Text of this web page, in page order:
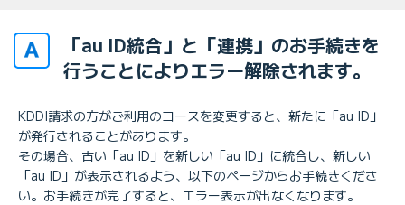
「au ID統合」と「連携」のお手続きを
行うことによりエラー解除されます。
KDDI請求の方がご利用のコースを変更すると、新たに「au ID」
が発行されることがあります。
その場合、古い「au ID」を新しい「au ID」に統合し、新しい
「au ID」が表示されるよう、以下のページからお手続きくださ
い。お手続きが完了すると、エラー表示が出なくなります。